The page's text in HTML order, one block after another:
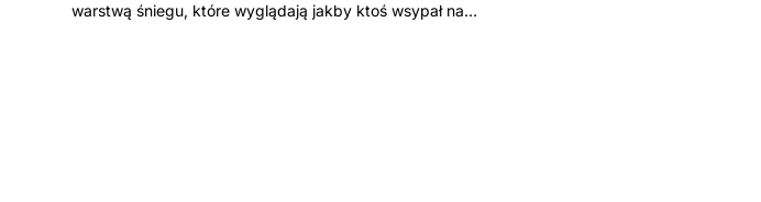
warstwą śniegu, które wyglądają jakby ktoś wsypał na…